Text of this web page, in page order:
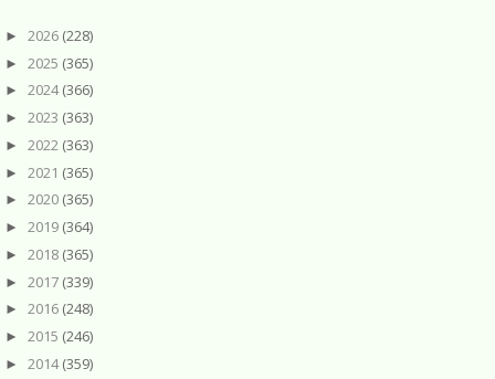
► 2026 (228)
► 2025 (365)
► 2024(366)
► 2023 (363)
► 2022 (363)
► 2021 (365)
► 2020 (365)
► 2019 (364)
► 2018 (365)
► 2017 (339)
► 2016 (248)
► 2015 (246)
► 2014(359)